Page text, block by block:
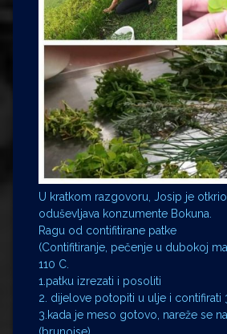
U kratkom razgovoru, Josip je
oduševljava konzumente Bokuna.
Ragu od contifitirane patke
(Contifitiranje, pečenje u dubokoj
110 C.
1.patku izrezati i posoliti
2. dijelove potopiti u ulje i contifirati
3.kada je meso gotovo, nareže se